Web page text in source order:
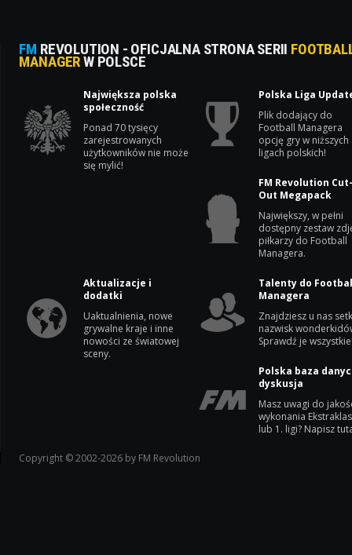
FM REVOLUTION - OFICJALNA STRONA SERII
MANAGERW POLSCE
Największa polska
społeczność
Ponad 70 tysięcy
zarejestrowanych
użytkowników nie może
się mylić!
Polska Liga
Plik dodający do
Football Managera
opcję gry w niższych
ligach polskich!
FM Revolution
Out Megapack
Największy, w pełni
dostępny zestaw
piłkarzy do Football
Managera.
Aktualizacje i
dodatki
Uaktualnienia, nowe
grywalne kraje i inne
nowości ze światowej
sceny.
Talenty do
Managera
Znajdziesz u nas
nazwisk
Sprawdź je
Polska baza
dyskusja
Masz uwagi do
wykonania
lub 1. ligi? Napisz
Copyright © 2002-2026 by FM Revolution